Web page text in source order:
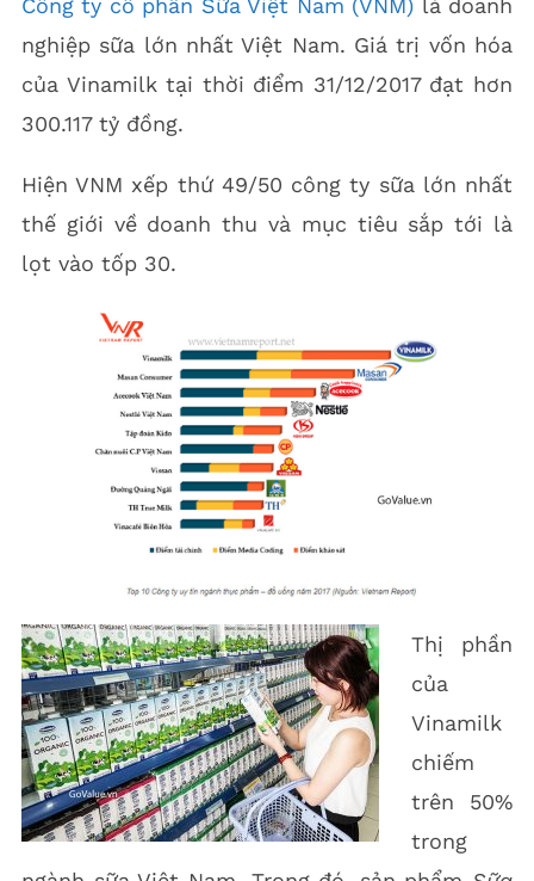
Công ty cổ phần Sữa Việt Nam (VNM) là doanh
nghiệp sữa lớn nhất Việt Nam. Giá trị vốn hóa
của Vinamilk tại thời điểm 31/12/2017 đạt hơn
300.117 tỷ đồng.
Hiện VNM xếp thứ 49/50 công ty sữa lớn nhất
thế giới về doanh thu và mục tiêu sắp tới là
lọt vào tốp 30.
Thị phần
của
Vinamilk
chiếm
trên 50%
trong